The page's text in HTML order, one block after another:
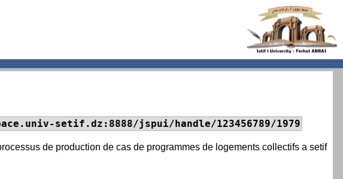
setif.dz:8888/jspui/handle/123456789/1979
de production de cas de programmes de logements collectifs a setif